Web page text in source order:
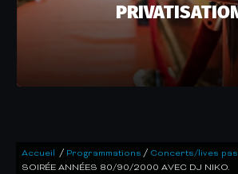
Accueil / Programmations / Concerts/lives
SOIRÉE ANNÉES 80/90/2000 AVEC DJ NIKO.